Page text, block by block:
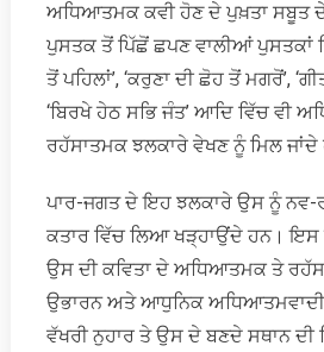
ਅਧਿਆਤਮਕ ਕਵੀ ਹੋਣ ਦੇ ਪੁਖ਼ਤਾ ਸਬੂਤ
ਪੁਸਤਕ ਤੋਂ ਪਿੱਛੋਂ ਛਪਣ ਵਾਲੀਆਂ ਪੁਸਤਕਾਂ
ਤੋਂ ਪਹਿਲਾਂ’, ‘ਕਰੁਣਾ ਦੀ ਛੋਹ ਤੋਂ ਮਗਰੋਂ’,
‘ਬਿਰਖੇ ਹੇਠ ਸਭਿ ਜੰਤ’ ਆਦਿ ਵਿੱਚ ਵੀ
ਰਹੱਸਾਤਮਕ ਝਲਕਾਰੇ ਵੇਖਣ ਨੂੰ ਮਿਲ ਜਾਂਦੇ
ਪਾਰ-ਜਗਤ ਦੇ ਇਹ ਝਲਕਾਰੇ ਉਸ ਨੂੰ ਨਵ-
ਕਤਾਰ ਵਿੱਚ ਲਿਆ ਖੜ੍ਹਾਉਂਦੇ ਹਨ।
ਉਸ ਦੀ ਕਵਿਤਾ ਦੇ ਅਧਿਆਤਮਕ ਤੇ
ਉਭਾਰਨ ਅਤੇ ਆਧੁਨਿਕ
ਵੱਖਰੀ ਨੁਹਾਰ ਤੇ ਉਸ ਦੇ ਬਣਦੇ ਸਥਾਨ ਦੀ